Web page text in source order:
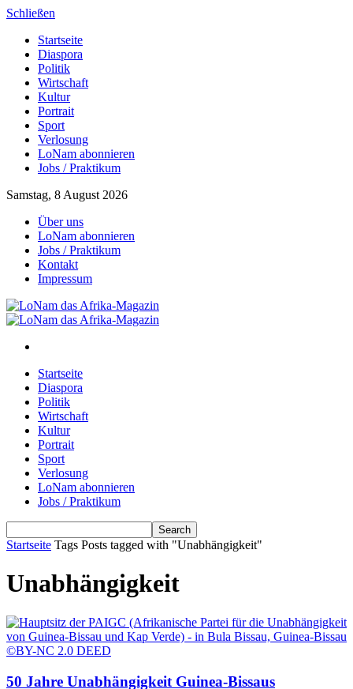
Schließen
Startseite
Diaspora
Politik
Wirtschaft
Kultur
Portrait
Sport
Verlosung
LoNam abonnieren
Jobs / Praktikum
Samstag, 8 August 2026
Über uns
LoNam abonnieren
Jobs / Praktikum
Kontakt
Impressum
Startseite
Diaspora
Politik
Wirtschaft
Kultur
Portrait
Sport
Verlosung
LoNam abonnieren
Jobs / Praktikum
Startseite Tags Posts tagged with "Unabhängigkeit"
Unabhängigkeit
50 Jahre Unabhängigkeit Guinea-Bissaus